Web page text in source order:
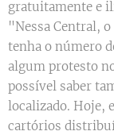
gratuitamente e
"Nessa Central, o
tenha o número
algum protesto
possível saber
localizado. Hoje,
cartórios